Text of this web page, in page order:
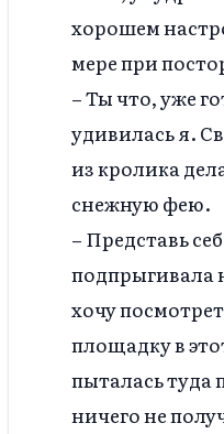
хорошем
мере при
– Ты что, уже
удивилась я.
из кролика
снежную фею.
– Представь
подпрыгивала
хочу
площадку в
пыталась туда
ничего не